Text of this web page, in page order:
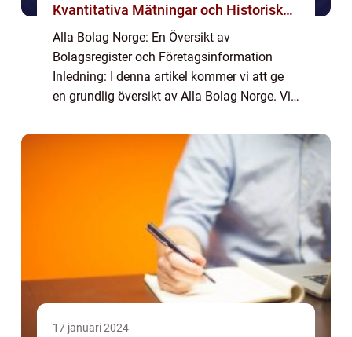
Kvantitativa Mätningar och Historiska
Genomgångar
Alla Bolag Norge: En Översikt av
Bolagsregister och Företagsinformation
Inledning: I denna artikel kommer vi att ge
en grundlig översikt av Alla Bolag Norge. Vi
och vilka typer av bolag som finns
17 januari 2024